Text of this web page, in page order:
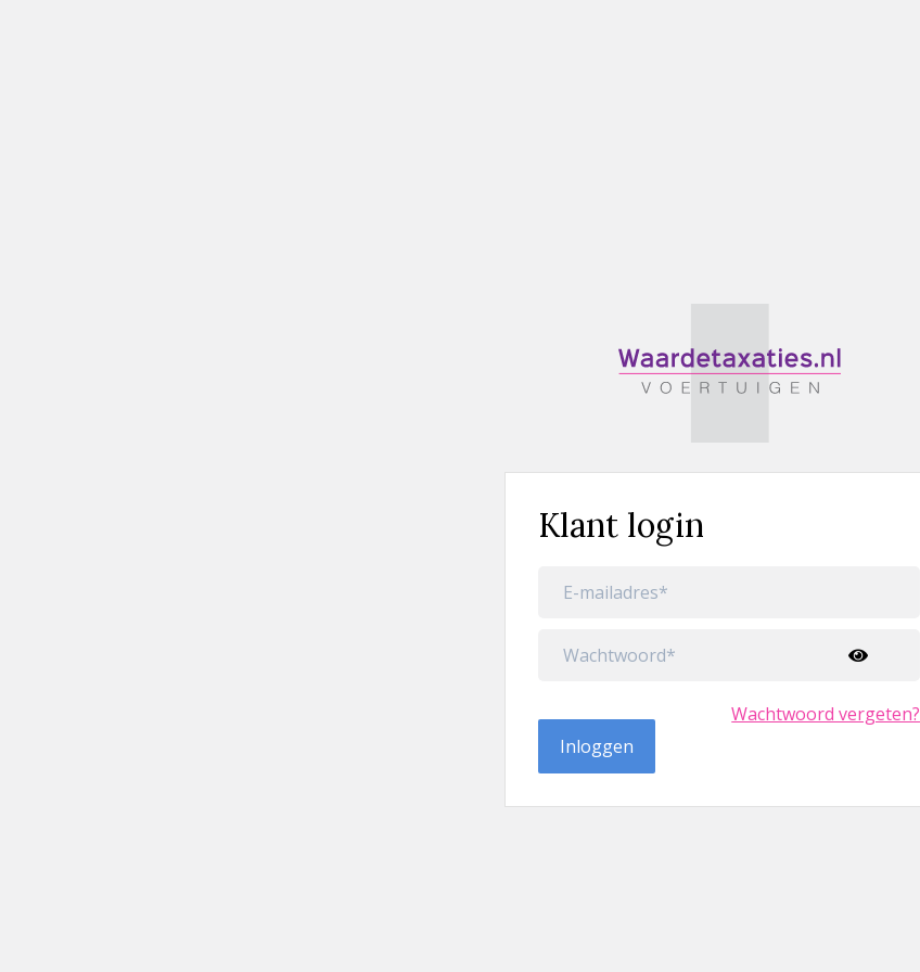
Klant login
Inloggen
Wachtwoord vergeten?